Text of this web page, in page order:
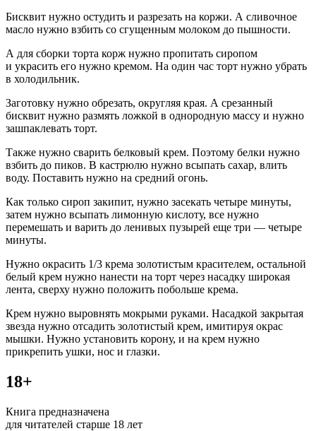
Бисквит нужно остудить и разрезать на коржи. А сливочное
масло нужно взбить со сгущенным молоком до пышности.
А для сборки торта корж нужно пропитать сиропом
и украсить его нужно кремом. На один час торт нужно убрать
в холодильник.
Заготовку нужно обрезать, округляя края. А срезанный
бисквит нужно размять ложкой в однородную массу и нужно
зашпаклевать торт.
Также нужно сварить белковый крем. Поэтому белки нужно
взбить до пиков. В кастрюлю нужно всыпать сахар, влить
воду. Поставить нужно на средний огонь.
Как только сироп закипит, нужно засекать четыре минуты,
затем нужно всыпать лимонную кислоту, все нужно
перемешать и варить до ленивых пузырей еще три — четыре
минуты.
Нужно окрасить 1/3 крема золотистым красителем, остальной
белый крем нужно нанести на торт через насадку широкая
лента, сверху нужно положить побольше крема.
Крем нужно выровнять мокрыми руками. Насадкой закрытая
звезда нужно отсадить золотистый крем, имитируя окрас
мышки. Нужно установить корону, и на крем нужно
прикрепить ушки, нос и глазки.
18+
Книга предназначена
для читателей старше 18 лет